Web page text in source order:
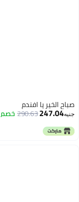
صباح الخير يا افندم
جنيه247.04
290.63خصم 14%